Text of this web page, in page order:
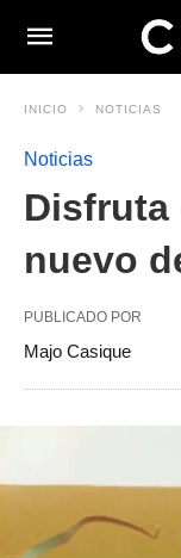
INICIO NOTICIAS
Noticias
Disfruta
nuevo
PUBLICADO POR
Majo Casique